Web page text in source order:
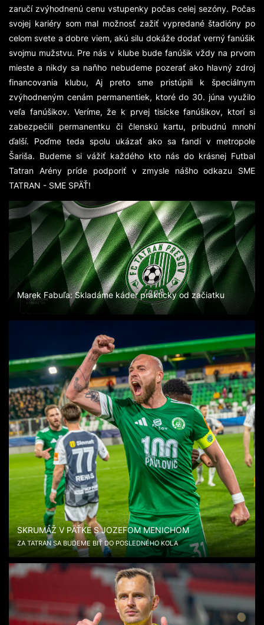
zaručí zvýhodnenú cenu vstupenky počas celej sezóny. Počas
svojej kariéry som mal možnosť zažiť vypredané štadióny po
celom svete a dobre viem, akú silu dokáže dodať verný fanúšik
svojmu mužstvu. Pre nás v klube bude fanúšik vždy na prvom
mieste a nikdy sa naňho nebudeme pozerať ako hlavný zdroj
financovania klubu, Aj preto sme pristúpili k špeciálnym
zvýhodneným cenám permanentiek, ktoré do 30. júna využilo
veľa fanúšikov. Veríme, že k prvej tisícke fanúšikov, ktorí si
zabezpečili permanentku či členskú kartu, pribudnú mnohí
ďalší. Poďme teda spolu ukázať ako sa fandí v metropole
Šariša. Budeme si vážiť každého kto nás do krásnej Futbal
Tatran Arény príde podporiť v zmysle nášho odkazu SME
TATRAN - SME SPÄŤ!
Marek Fabuľa: Skladáme káder prakticky od začiatku
SKRUMÁŽ V PÄŤKE S JOZEFOM MENICHOM
ZA TATRAN SA BUDEME BIŤ DO POSLEDNÉHO KOLA